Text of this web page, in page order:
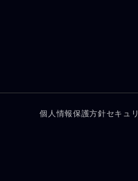
個人情報保護方針セキュ